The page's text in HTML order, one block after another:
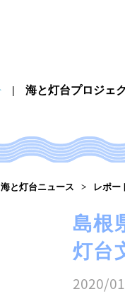
海と灯台プロジェ
海と灯台ニュース レポー
島根
灯台
2020/